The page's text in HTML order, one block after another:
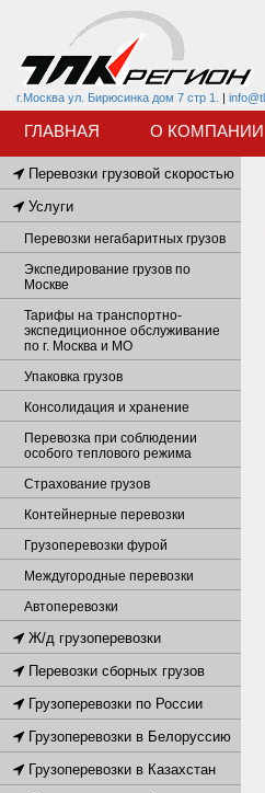
г.Москва ул. Бирюсинка дом 7 стр 1. |
ГЛАВНАЯ О КОМПАНИИ
Перевозки грузовой скоростью
Услуги
Перевозки негабаритных грузов
Экспедирование грузов по
Москве
Тарифы на транспортно-
экспедиционное обслуживание
по г. Москва и МО
Упаковка грузов
Консолидация и хранение
Перевозка при соблюдении
особого теплового режима
Страхование грузов
Контейнерные перевозки
Грузоперевозки фурой
Междугородные перевозки
Автоперевозки
Ж/д грузоперевозки
Перевозки сборных грузов
Грузоперевозки по России
Грузоперевозки в Белоруссию
Грузоперевозки в Казахстан